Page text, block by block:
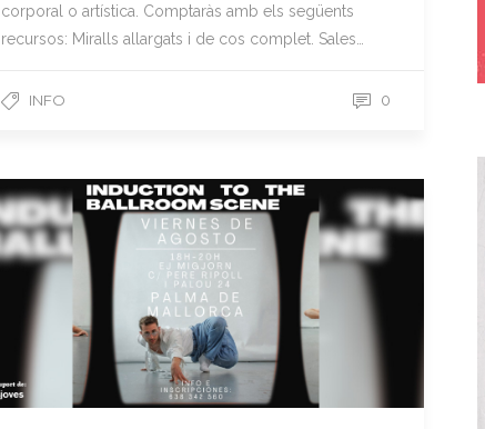
corporal o artística. Comptaràs amb els següents
recursos: Miralls allargats i de cos complet. Sales…
INFO 0